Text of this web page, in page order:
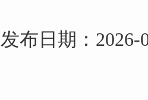
发布日期：